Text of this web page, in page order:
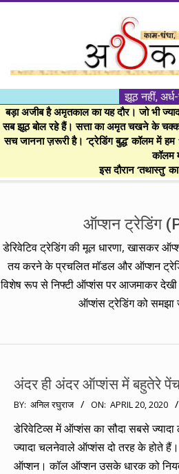
।।
अर्थकाम।।
BE
CLEVER!
झूठ नहीं,
बड़ा अजीब है अमृतकाल का यह दौर। जो भी
सब झूठ बोल रहे हैं। सत्ता का अमृत चखने के
सच जानना ज़रूरी है। ‘ट्रेडिंग बुद्ध’ कॉलम में
कॉलम
इस दौरान ‘तथास्तु’
ऑप्शन ट्रेडिंग
डेरिवेटिव ट्रेडिंग की मूल धारणा, खासकर
तय करने के प्रचलित मॉडल और ऑप्शन
विशेष रूप से निफ्टी ऑप्शंस पर आजमाकर
ऑप्शंस ट्रेडिंग को समझा
अंदर ही अंदर ऑप्शंस में बहुतेरे
2020-
04-
BY: अनिल रघुराज ON: APRIL 20, 2020
डेरिवेटिव्स में ऑप्शंस का सौदा सबसे
ज्यादा चलनेवाले ऑप्शंस दो तरह के होते
ऑप्शन। कॉल ऑप्शन उसके धारक को